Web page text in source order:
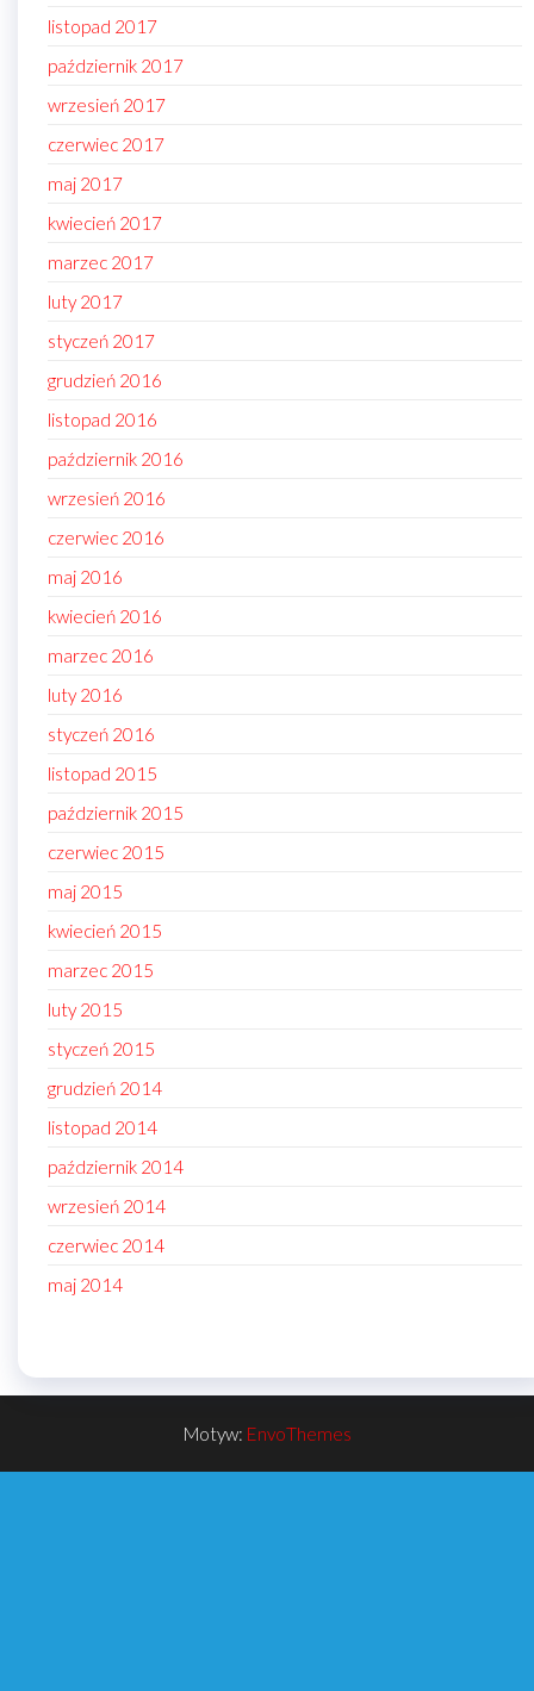
listopad 2017
październik 2017
wrzesień 2017
czerwiec 2017
maj 2017
kwiecień 2017
marzec 2017
luty 2017
styczeń 2017
grudzień 2016
listopad 2016
październik 2016
wrzesień 2016
czerwiec 2016
maj 2016
kwiecień 2016
marzec 2016
luty 2016
styczeń 2016
listopad 2015
październik 2015
czerwiec 2015
maj 2015
kwiecień 2015
marzec 2015
luty 2015
styczeń 2015
grudzień 2014
listopad 2014
październik 2014
wrzesień 2014
czerwiec 2014
maj 2014
Motyw: EnvoThemes